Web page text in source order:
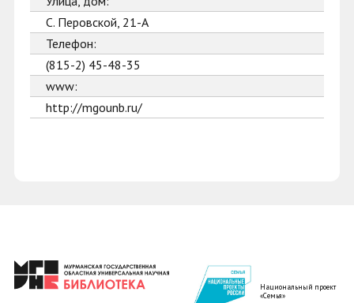
С. Перовской, 21-А
Телефон:
(815-2) 45-48-35
www:
http://mgounb.ru/
Национальный проект
«Семья»